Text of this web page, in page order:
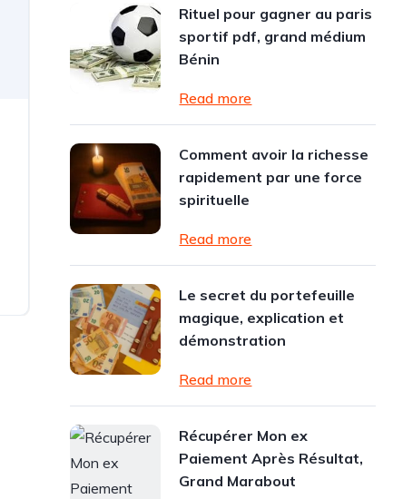
Rituel pour gagner au paris
sportif pdf, grand médium
Bénin
Read more
Comment avoir la richesse
rapidement par une force
spirituelle
Read more
Le secret du portefeuille
magique, explication et
démonstration
Read more
Récupérer Mon ex
Paiement Après Résultat,
Grand Marabout